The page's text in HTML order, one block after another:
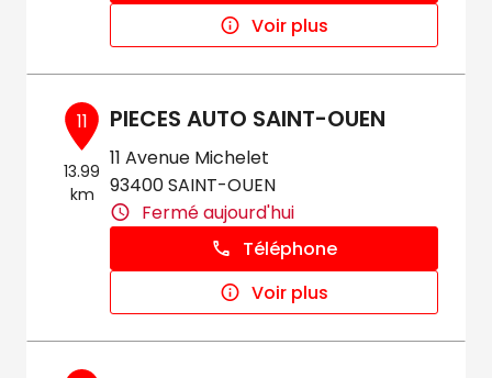
Voir plus
11
13.99
km
PIECES AUTO SAINT-OUEN
11 Avenue Michelet
93400 SAINT-OUEN
Fermé aujourd'hui
Téléphone
Voir plus